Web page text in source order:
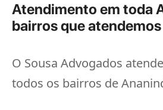
Atendimento em toda
bairros que atendemos
O Sousa Advogados
todos os bairros de